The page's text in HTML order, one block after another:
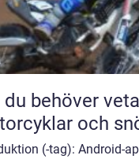
behöver
och
(-tag): Android-